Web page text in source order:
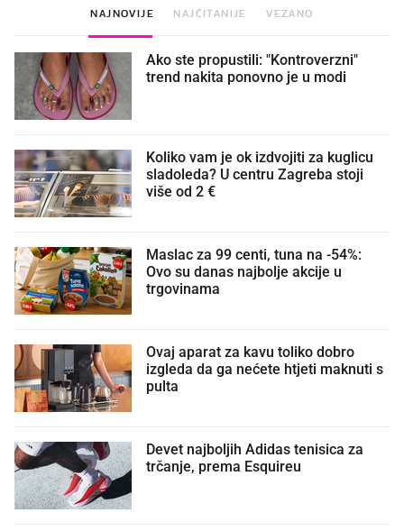
NAJNOVIJE NAJČITANIJE VEZANO
Ako ste propustili: "Kontroverzni"
trend nakita ponovno je u modi
Koliko vam je ok izdvojiti za kuglicu
sladoleda? U centru Zagreba stoji
više od 2 €
Maslac za 99 centi, tuna na -54%:
Ovo su danas najbolje akcije u
trgovinama
Ovaj aparat za kavu toliko dobro
izgleda da ga nećete htjeti maknuti s
pulta
Devet najboljih Adidas tenisica za
trčanje, prema Esquireu